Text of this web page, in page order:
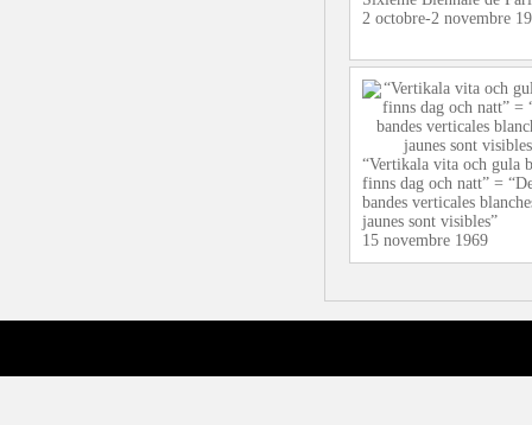
2 octobre-2 novembre
“Vertikala vita och gula
finns dag och natt” =
bandes verticales
jaunes sont visibles”
15 novembre 1969